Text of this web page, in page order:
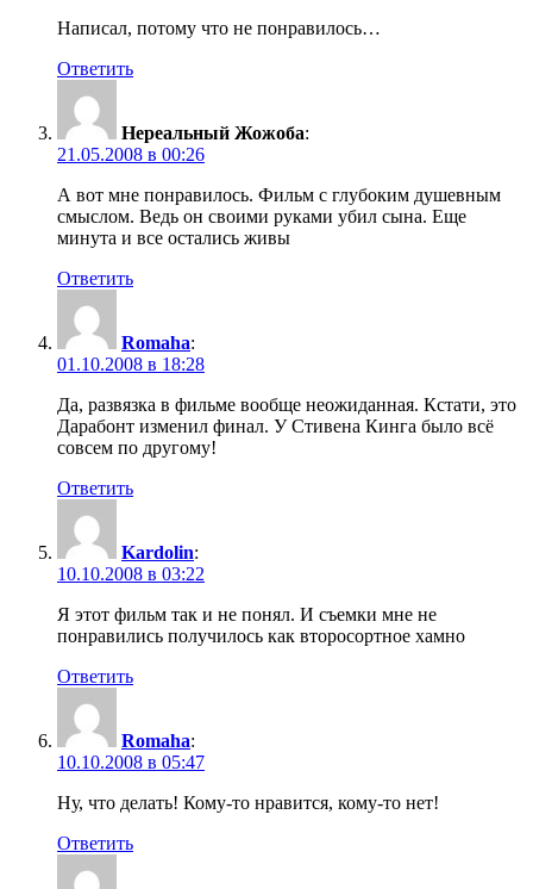
Написал, потому что не понравилось…
Ответить
Нереальный Жожоба:
21.05.2008 в 00:26
А вот мне понравилось. Фильм с глубоким душевным
смыслом. Ведь он своими руками убил сына. Еще
минута и все остались живы
Ответить
Romaha:
01.10.2008 в 18:28
Да, развязка в фильме вообще неожиданная. Кстати, это
Дарабонт изменил финал. У Стивена Кинга было всё
совсем по другому!
Ответить
Kardolin:
10.10.2008 в 03:22
Я этот фильм так и не понял. И съемки мне не
понравились получилось как второсортное хамно
Ответить
Romaha:
10.10.2008 в 05:47
Ну, что делать! Кому-то нравится, кому-то нет!
Ответить